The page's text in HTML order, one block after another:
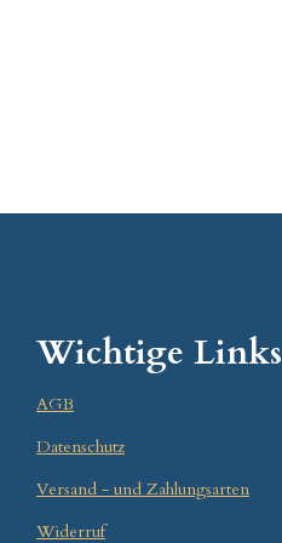
Wichtige Links
AGB
Datenschutz
Versand - und Zahlungsarten
Widerruf